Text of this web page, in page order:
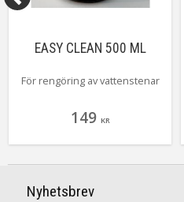
EASY CLEAN 500 ML
För rengöring av vattenstenar
149 KR
Nyhetsbrev